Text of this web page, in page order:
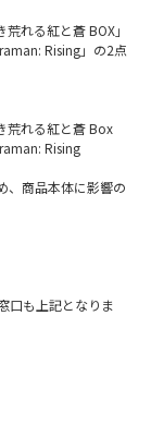
れる紅と蒼 BOX」
Rising」の2点
荒れる紅と蒼 Box
Rising
、商品本体に影響の
口も上記となりま